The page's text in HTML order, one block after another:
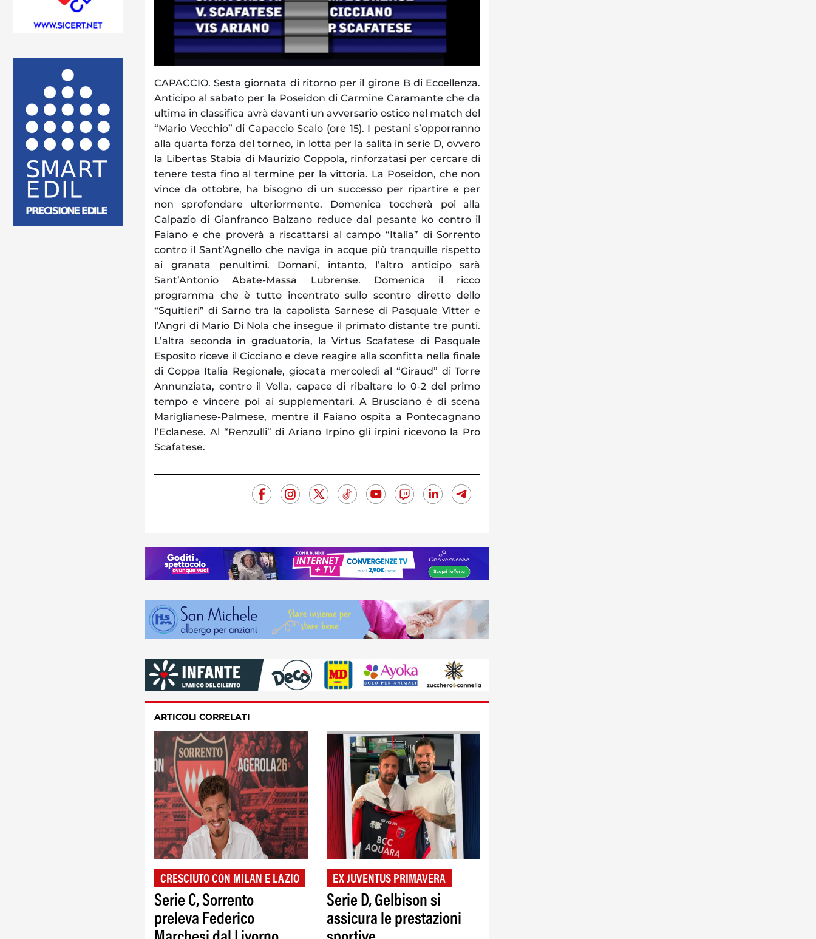
CAPACCIO. Sesta giornata di ritorno per il girone B di Eccellenza.
Anticipo al sabato per la Poseidon di Carmine Caramante che da
ultima in classifica avrà davanti un avversario ostico nel match del
“Mario Vecchio” di Capaccio Scalo (ore 15). I pestani s’opporranno
alla quarta forza del torneo, in lotta per la salita in serie D, ovvero
la Libertas Stabia di Maurizio Coppola, rinforzatasi per cercare di
tenere testa fino al termine per la vittoria. La Poseidon, che non
vince da ottobre, ha bisogno di un successo per ripartire e per
non sprofondare ulteriormente. Domenica toccherà poi alla
Calpazio di Gianfranco Balzano reduce dal pesante ko contro il
Faiano e che proverà a riscattarsi al campo “Italia” di Sorrento
contro il Sant’Agnello che naviga in acque più tranquille rispetto
ai granata penultimi. Domani, intanto, l’altro anticipo sarà
Sant’Antonio Abate-Massa Lubrense. Domenica il ricco
programma che è tutto incentrato sullo scontro diretto dello
“Squitieri” di Sarno tra la capolista Sarnese di Pasquale Vitter e
l’Angri di Mario Di Nola che insegue il primato distante tre punti.
L’altra seconda in graduatoria, la Virtus Scafatese di Pasquale
Esposito riceve il Cicciano e deve reagire alla sconfitta nella finale
di Coppa Italia Regionale, giocata mercoledì al “Giraud” di Torre
Annunziata, contro il Volla, capace di ribaltare lo 0-2 del primo
tempo e vincere poi ai supplementari. A Brusciano è di scena
Mariglianese-Palmese, mentre il Faiano ospita a Pontecagnano
l’Eclanese. Al “Renzulli” di Ariano Irpino gli irpini ricevono la Pro
Scafatese.
ARTICOLI CORRELATI
CRESCIUTO CON MILAN E LAZIO
Serie C, Sorrento
preleva Federico
EX JUVENTUS PRIMAVERA
Serie D, Gelbison si
assicura le prestazioni